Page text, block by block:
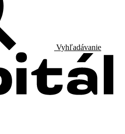
Vyhľadávanie